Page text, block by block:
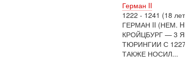
Герман II
1222 - 1241 (18
ГЕРМАН II (НЕМ.
КРОЙЦБУРГ — 3
ТЮРИНГИИ С
ТАКЖЕ НОСИЛ...